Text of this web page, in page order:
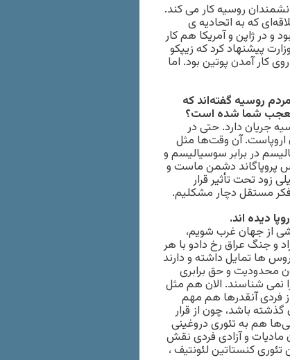
دانشمندان روسیه کار می کند.
که به اتحادیه ی
در ژاپن و آمریکا هم کار
پیشنهاد کرد که زیپکو
کار آمدن پوتین بود. اما
روسیه گفته‌اند که
تعجب شما شده است؟
جریان دارد. حتی در
آن وقت‌ها مثل
در برابر سوسیالیسم و
پروپاگاند دشمن ماست و
زود تحت تأثیر قرار
فکر مستقل دچار مشکلیم.
دیده اند.
بخشی از جهان غرب شویم،
و جنگ عراق رخ دادو با هر
ها تمایل داشته و دارند
محدودیت و حق برابری
نمی شناسند. الان هم مثل
فردی آنقدرها هم مهم
باشد، چون از قرار
هم به تئوری دروغینی
مادیات و آزادی فردی نقش
کنستاتین لئونتیف ،